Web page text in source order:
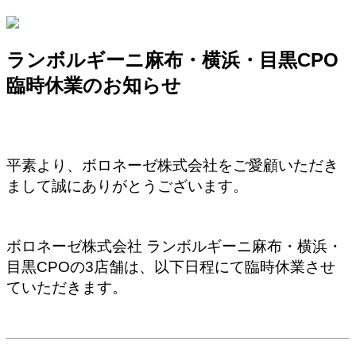
ランボルギーニ麻布・横浜・目黒CPO
臨時休業のお知らせ
平素より、ボロネーゼ株式会社をご愛顧いただき
まして誠にありがとうございます。
ボロネーゼ株式会社 ランボルギーニ麻布・横浜・
目黒CPOの3店舗は、以下日程にて臨時休業させ
ていただきます。